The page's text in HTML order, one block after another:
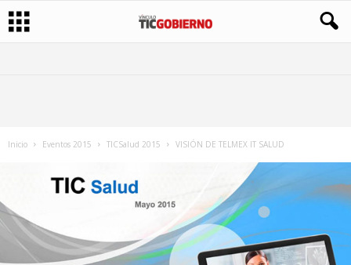
Inicio Eventos 2015 TICSalud 2015 VISIÓN DE TELMEX IT SALUD